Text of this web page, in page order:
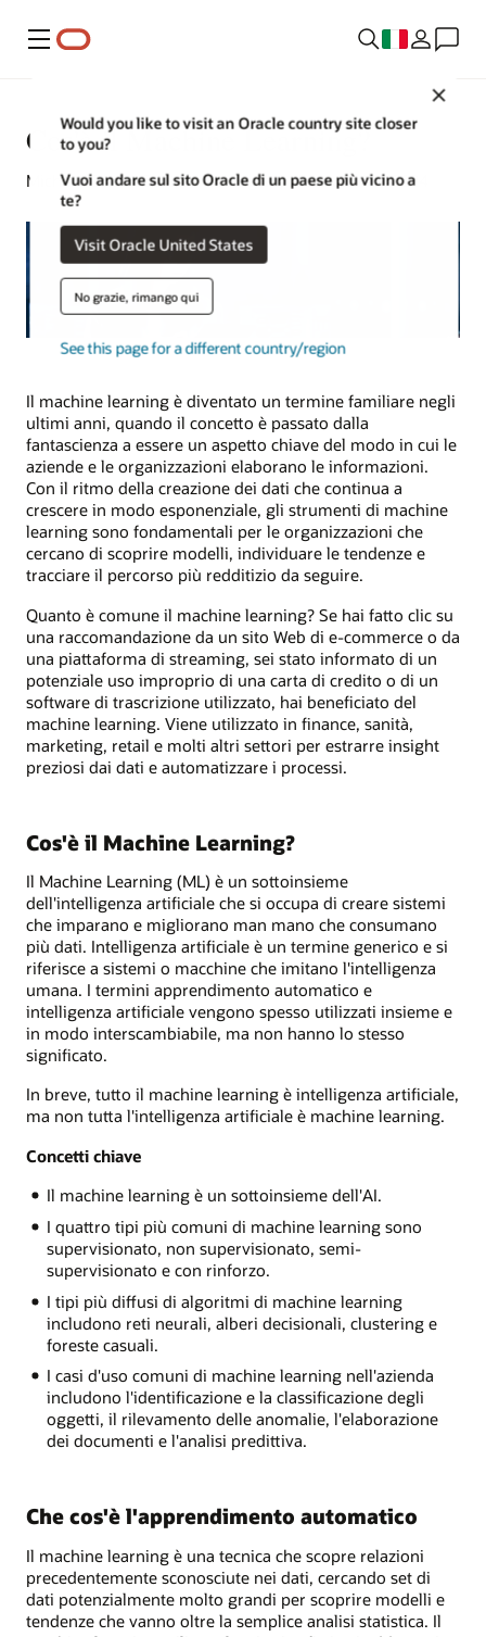
Menu
Would you like to visit an Oracle country site closer
to you?
Vuoi andare sul sito Oracle di un paese più vicino a
te?
Visit Oracle United States
No grazie, rimango qui
See this page for a different country/region
Cos'è il Machine Learning?
Michael Chen | Content Strategist | 25 novembre 2024
Il machine learning è diventato un termine familiare negli
ultimi anni, quando il concetto è passato dalla
fantascienza a essere un aspetto chiave del modo in cui le
aziende e le organizzazioni elaborano le informazioni.
Con il ritmo della creazione dei dati che continua a
crescere in modo esponenziale, gli strumenti di machine
learning sono fondamentali per le organizzazioni che
cercano di scoprire modelli, individuare le tendenze e
tracciare il percorso più redditizio da seguire.
Quanto è comune il machine learning? Se hai fatto clic su
una raccomandazione da un sito Web di e-commerce o da
una piattaforma di streaming, sei stato informato di un
potenziale uso improprio di una carta di credito o di un
software di trascrizione utilizzato, hai beneficiato del
machine learning. Viene utilizzato in finance, sanità,
marketing, retail e molti altri settori per estrarre insight
preziosi dai dati e automatizzare i processi.
Cos'è il Machine Learning?
Il Machine Learning (ML) è un sottoinsieme
dell'intelligenza artificiale che si occupa di creare sistemi
che imparano e migliorano man mano che consumano
più dati. Intelligenza artificiale è un termine generico e si
riferisce a sistemi o macchine che imitano l'intelligenza
umana. I termini apprendimento automatico e
intelligenza artificiale vengono spesso utilizzati insieme e
in modo interscambiabile, ma non hanno lo stesso
significato.
In breve, tutto il machine learning è intelligenza artificiale,
ma non tutta l'intelligenza artificiale è machine learning.
Concetti chiave
Il machine learning è un sottoinsieme dell'AI.
I quattro tipi più comuni di machine learning sono
supervisionato, non supervisionato, semi-
supervisionato e con rinforzo.
I tipi più diffusi di algoritmi di machine learning
includono reti neurali, alberi decisionali, clustering e
foreste casuali.
I casi d'uso comuni di machine learning nell'azienda
includono l'identificazione e la classificazione degli
oggetti, il rilevamento delle anomalie, l'elaborazione
dei documenti e l'analisi predittiva.
Che cos'è l'apprendimento automatico
Il machine learning è una tecnica che scopre relazioni
precedentemente sconosciute nei dati, cercando set di
dati potenzialmente molto grandi per scoprire modelli e
tendenze che vanno oltre la semplice analisi statistica. Il